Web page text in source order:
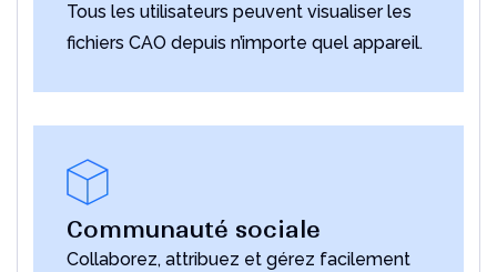
Tous les utilisateurs peuvent visualiser les
fichiers CAO depuis n’importe quel appareil.
Communauté sociale
Collaborez, attribuez et gérez facilement